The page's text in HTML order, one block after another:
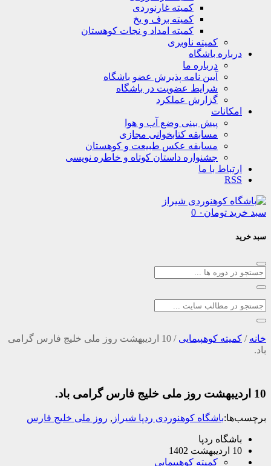
کمیته غارنوردی
کمیته برف و یخ
کمیته امداد و نجات کوهستان
کمیته ناوبری
باشگاه
درباره ما
آیین نامه پذیرش عضو باشگاه
شرایط عضویت در باشگاه
گزارش عملکرد
پیش بینی وضع آب و هوا
مسابقه کتابخوانی مجازی
مسابقه عکس طبیعت و کوهستان
جشنواره داستان کوتاه و خاطره نویسی
با ما
تومان۰ 0
کوهپیمایی/ 10 اردیبهشت روز ملی خلیج فارس گرامی
باشگاه کوهنوردی ردپا شیراز ,روز ملی خلیج فارس
ردپا
کمیته کوهپیمایی